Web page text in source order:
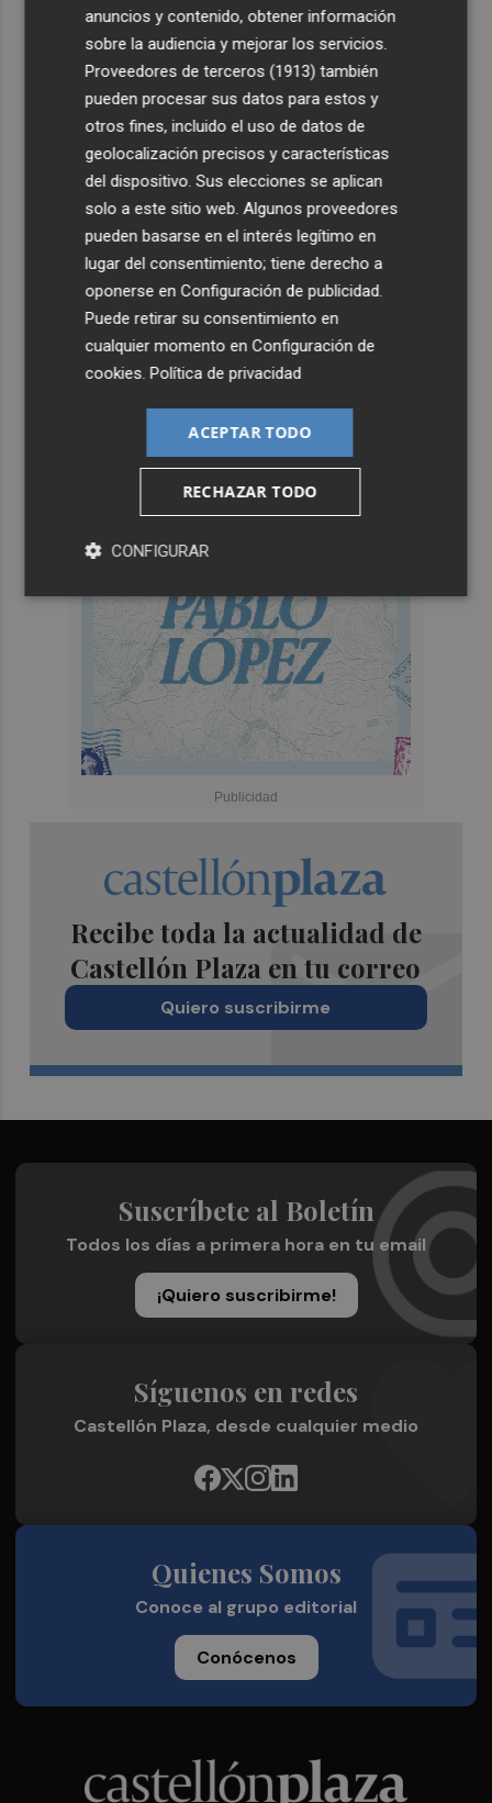
Abala Infraescturas se perfila para adjudicarse la
construcción del CEIP La Cañada del Fenollar por 5,6
millones
La Zona de Bajas Emisiones comenzará a aplicarse en
Sagunto a partir de septiembre
Así está la zona de empresas del Parque Tecnológico
Rodes en Alcoy: 14 instaladas que ocupan el 33% de la
primera fase
Compromís denuncia "la falta del refuerzo sanitario
estival en los municipios de Castelló"
Juanes, Duncan Dhu, Nacha Pop, Los Rebeldes, Maldita
Nerea y Leire Martínez ponen 'Sal de Música' a San
Pedro del Pinatar
Recibe toda la actualidad de
Castellón Plaza en tu correo
Quiero suscribirme
Suscríbete al Boletín
Todos los días a primera hora en tu email
¡Quiero suscribirme!
Síguenos en redes
Castellón Plaza, desde cualquier medio
Quienes Somos
Conoce al grupo editorial
Conócenos
anuncios y contenido, obtener información
sobre la audiencia y mejorar los servicios.
Proveedores de terceros (1913) también
pueden procesar sus datos para estos y
otros fines, incluido el uso de datos de
geolocalización precisos y características
del dispositivo. Sus elecciones se aplican
solo a este sitio web. Algunos proveedores
pueden basarse en el interés legítimo en
lugar del consentimiento; tiene derecho a
oponerse enConfiguración de publicidad.
Puede retirar su consentimiento en
cualquier momento enConfiguración de
cookies.Política de privacidad
ACEPTAR TODO
RECHAZAR TODO
CONFIGURAR